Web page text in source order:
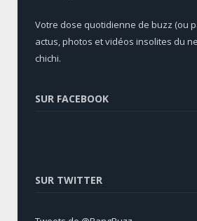
Votre dose quotidienne de buzz (ou
actus, photos et vidéos insolites du
chichi.
SUR FACEBOOK
SUR TWITTER